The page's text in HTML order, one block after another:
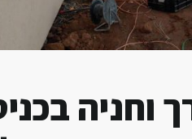
וחניה